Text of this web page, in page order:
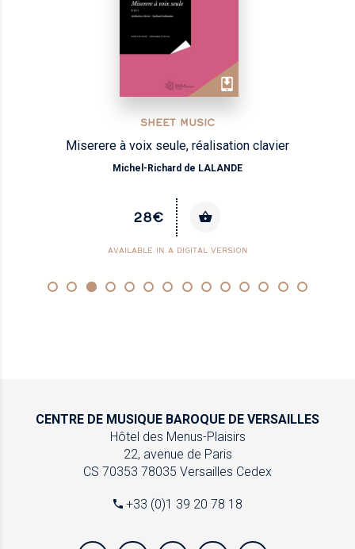
SHEET MUSIC
Miserere à voix seule, réalisation clavier
Michel-Richard de LALANDE
28€
AVAILABLE IN A DIGITAL VERSION
CENTRE DE MUSIQUE BAROQUE DE VERSAILLES
Hôtel des Menus-Plaisirs
22, avenue de Paris
CS 70353 78035 Versailles Cedex
+33 (0)1 39 20 78 18